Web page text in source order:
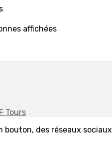
affichées
Tours
bouton, des réseaux sociaux